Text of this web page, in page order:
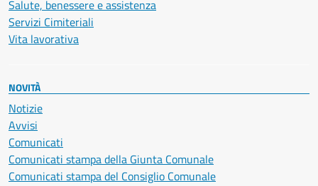
Salute, benessere e assistenza
Servizi Cimiteriali
Vita lavorativa
NOVITÀ
Notizie
Avvisi
Comunicati
Comunicati stampa della Giunta Comunale
Comunicati stampa del Consiglio Comunale